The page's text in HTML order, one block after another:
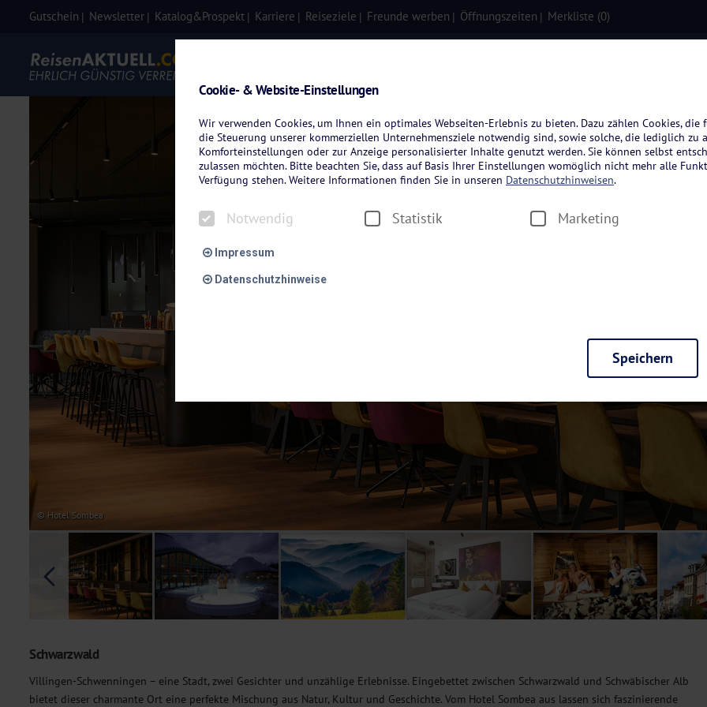
Gutschein Newsletter Katalog&Prospekt Karriere Reiseziele Freunde werben Öffnungszeiten Merkliste (0)
© Hotel Sombea
Schwarzwald
Villingen-Schwenningen – eine Stadt, zwei Gesichter und unzählige Erlebnisse. Eingebettet zwischen Schwarzwald und Schwäbischer Alb
bietet dieser charmante Ort eine perfekte Mischung aus Natur, Kultur und Geschichte. Vom Hotel Sombea aus lassen sich faszinierende
Cookie- & Website-Einstellungen
Wir verwenden Cookies, um Ihnen ein optimales Webseiten-Erlebnis zu bieten. Dazu zählen Cookies,
die Steuerung unserer kommerziellen Unternehmensziele notwendig sind, sowie solche, die lediglich zu
Komforteinstellungen oder zur Anzeige personalisierter Inhalte genutzt werden. Sie können selbst
zulassen möchten. Bitte beachten Sie, dass auf Basis Ihrer Einstellungen womöglich nicht mehr alle
Verfügung stehen. Weitere Informationen finden Sie in unseren Datenschutzhinweisen.
Notwendig Statistik Marketing
Impressum
Datenschutzhinweise
Diese Cookies sind für den Betrieb der Seite unbedingt notwendig und ermöglichen beispielsweise
möchten, um Ihnen unsere Dienste bei einem erneuten Besuch unserer Seite schneller zur Verfügung zu
Um unser Angebot und unsere Webseite weiter zu verbessern, erfassen wir anonymisierte Daten für
dieser Cookies können wir beispielsweise die Besucherzahlen und den Effekt bestimmter Seiten unseres
unsere Inhalte optimieren. Wir nutzen hierfür Dienste von Google und Facebook. Durch diese Dienste
Übermittlung, der auf unsere Website erfassten Daten, kommen. Weitere Hinweise zu der Verarbeitung
. Sie können Ihre Einwilligung jederzeit in denCookie-Einstellungen
widerrufen.
Diese Cookies werden genutzt, um Ihnen personalisierte Inhalte, passend zu Ihren Interessen anzuzeigen.
Speichern